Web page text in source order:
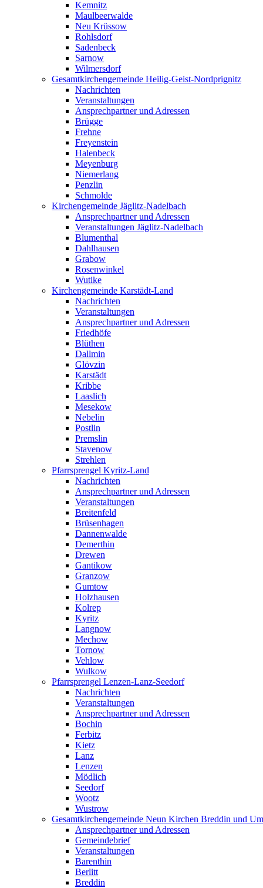
Kemnitz
Maulbeerwalde
Neu Krüssow
Rohlsdorf
Sadenbeck
Sarnow
Wilmersdorf
Gesamtkirchengemeinde Heilig-Geist-Nordprignitz
Nachrichten
Veranstaltungen
Ansprechpartner und Adressen
Brügge
Frehne
Freyenstein
Halenbeck
Meyenburg
Niemerlang
Penzlin
Schmolde
Kirchengemeinde Jäglitz-Nadelbach
Ansprechpartner und Adressen
Veranstaltungen Jäglitz-Nadelbach
Blumenthal
Dahlhausen
Grabow
Rosenwinkel
Wutike
Kirchengemeinde Karstädt-Land
Nachrichten
Veranstaltungen
Ansprechpartner und Adressen
Friedhöfe
Blüthen
Dallmin
Glövzin
Karstädt
Kribbe
Laaslich
Mesekow
Nebelin
Postlin
Premslin
Stavenow
Strehlen
Pfarrsprengel Kyritz-Land
Nachrichten
Ansprechpartner und Adressen
Veranstaltungen
Breitenfeld
Brüsenhagen
Dannenwalde
Demerthin
Drewen
Gantikow
Granzow
Gumtow
Holzhausen
Kolrep
Kyritz
Langnow
Mechow
Tornow
Vehlow
Wulkow
Pfarrsprengel Lenzen-Lanz-Seedorf
Nachrichten
Veranstaltungen
Ansprechpartner und Adressen
Bochin
Ferbitz
Kietz
Lanz
Lenzen
Mödlich
Seedorf
Wootz
Wustrow
Gesamtkirchengemeinde Neun Kirchen Breddin und
Ansprechpartner und Adressen
Gemeindebrief
Veranstaltungen
Barenthin
Berlitt
Breddin